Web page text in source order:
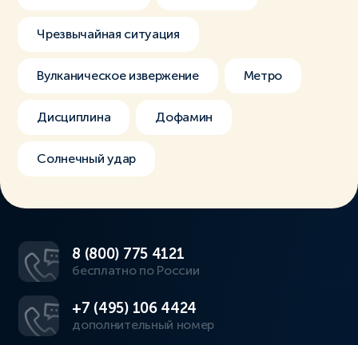
Чрезвычайная ситуация
Вулканическое извержение Метро
Дисциплина Дофамин
Солнечный удар
8 (800) 775 4121
бесплатно по России
+7 (495) 106 4424
дополнительный номер